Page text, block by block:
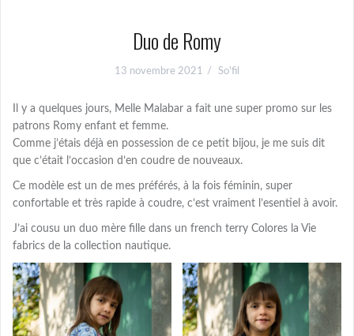
Duo de Romy
13 novembre 2021 So'fil
Il y a quelques jours, Melle Malabar a fait une super promo sur les
patrons Romy enfant et femme.
Comme j’étais déjà en possession de ce petit bijou, je me suis dit
que c’était l’occasion d’en coudre de nouveaux.
Ce modèle est un de mes préférés, à la fois féminin, super
confortable et très rapide à coudre, c’est vraiment l’esentiel à avoir.
J’ai cousu un duo mère fille dans un french terry Colores la Vie
fabrics de la collection nautique.